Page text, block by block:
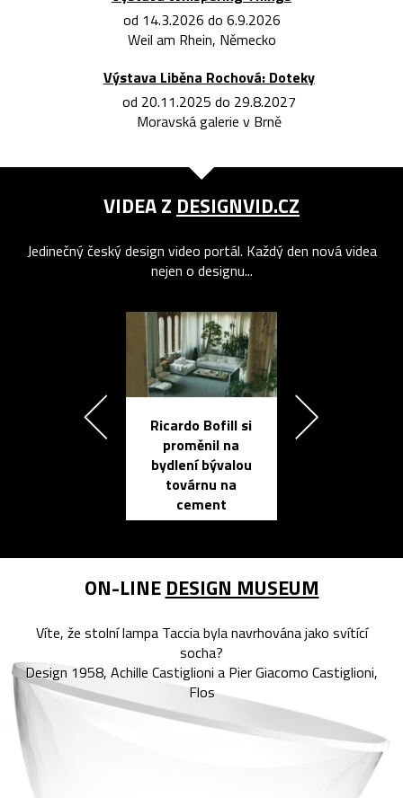
od 14.3.2026 do 6.9.2026
Weil am Rhein, Německo
Výstava Liběna Rochová: Doteky
od 20.11.2025 do 29.8.2027
Moravská galerie v Brně
VIDEA Z DESIGNVID.CZ
Jedinečný český design video portál. Každý den nová videa
nejen o designu...
Ricardo Bofill si
proměnil na
bydlení bývalou
továrnu na
cement
ON-LINE DESIGN MUSEUM
Víte, že stolní lampa Taccia byla navrhována jako svítící
socha?
Design 1958, Achille Castiglioni a Pier Giacomo Castiglioni,
Flos